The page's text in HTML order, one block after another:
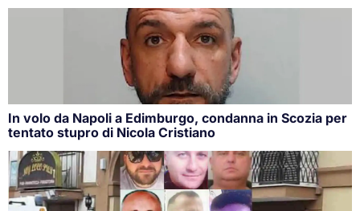
In volo da Napoli a Edimburgo, condanna in Scozia per
tentato stupro di Nicola Cristiano